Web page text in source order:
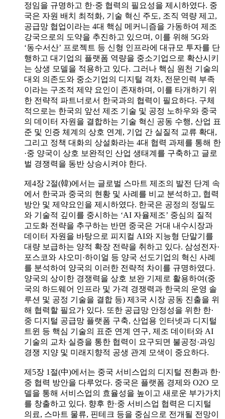
정임을 규명하고 한·중 협력의 필요성을 제시하였다. 중
국은 자원 배치 최적화, 기술 혁신 주도, 조직 역량 제고,
공급망 협업이라는 4대 핵심 메커니즘을 가동하여 제조
강국으로의 도약을 추진하고 있으며, 이를 위해 5G와
‘동수서산’ 프로젝트 등 신형 인프라에 대규모 투자를 단
행하고 대기업의 플랫폼 역량을 중소기업으로 확산시키
는 상생 모델을 적용하고 있다. 그러나 핵심 원천 기술의
대외 의존도와 중소기업의 디지털 격차, 전문인력 부족
이라는 구조적 제약 요인이 존재하며, 이를 타개하기 위
한 전략적 파트너로서 한국과의 협력이 필요하다. 구체
적으로는 한국의 앞선 제조 기술 및 공정 노하우와 중국
의 데이터 자원을 결합하는 기술 혁신 공동 수행, 산업 표
준 및 인증 체계의 상호 연계, 기업 간 실질적 교류 확대,
그리고 정책 대화의 상설화라는 4대 협력 과제를 통해 한
·중 양국이 상호 보완적인 산업 생태계를 구축하고 글로
벌 경쟁력을 동반 상승시켜야 한다.
제4장 2절(韓)에서는 글로벌 스마트 제조의 발전 단계 속
에서 한국과 중국의 현황 및 사례를 비교 분석하고, 협력
방안 및 제약요인을 제시하였다. 한국은 공정의 정밀도
와 기술적 깊이를 중시하는 ‘AI 자율제조’ 중심의 질적
고도화 전략을 추구하는 반면 중국은 거대 내수시장과
데이터 자원을 바탕으로 피지컬 AI와 지능형 단말기를
대량 보급하는 양적 확장 전략을 취하고 있다. 삼성전자·
포스코와 샤오미·하이얼 등 양국 선도기업의 혁신 사례
를 분석하여 양국의 이러한 전략적 차이를 규명하였다.
양국의 상이한 경쟁력을 상호 보완 기제로 활용하여(중
국의 하드웨어 인프라 및 가격 경쟁력과 한국의 운영 솔
루션 및 공정 기술을 결합 등) 제3국 시장 공동 진출을 위
해 협력할 필요가 있다. 또한 공급망 안정성을 위한 한·
중 디지털 공급망 플랫폼 구축, 산업용 인터넷과 디지털
트윈 등 핵심 기술의 표준 연계 연구, 제조 데이터와 AI
기술의 교차 실증을 통한 협력이 요구되면 불공정·과잉
경쟁 지양 및 미래지향적 공생 관계 모색이 중요하다.
제5장 1절(中)에서는 중국 서비스업의 디지털 전환과 한·
중 협력 방안을 다루었다. 중국은 플랫폼 경제와 O2O 모
델을 통해 서비스업의 효율성을 높이고 새로운 부가가치
를 창출하고 있다. 향후 한·중 서비스업 협력은 디지털
의료, 스마트 물류, 핀테크 등을 중심으로 전개될 전망이